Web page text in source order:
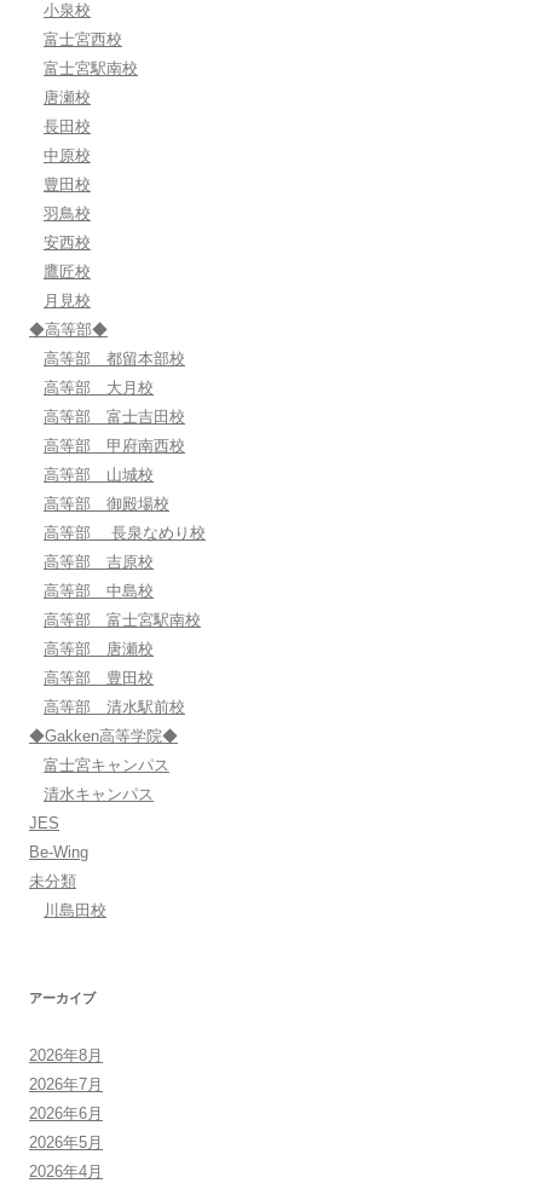
小泉校
富士宮西校
富士宮駅南校
唐瀬校
長田校
中原校
豊田校
羽鳥校
安西校
鷹匠校
月見校
◆高等部◆
高等部 都留本部校
高等部 大月校
高等部 富士吉田校
高等部 甲府南西校
高等部 山城校
高等部 御殿場校
高等部 長泉なめり校
高等部 吉原校
高等部 中島校
高等部 富士宮駅南校
高等部 唐瀬校
高等部 豊田校
高等部 清水駅前校
◆Gakken高等学院◆
富士宮キャンパス
清水キャンパス
JES
Be-Wing
未分類
川島田校
アーカイブ
2026年8月
2026年7月
2026年6月
2026年5月
2026年4月